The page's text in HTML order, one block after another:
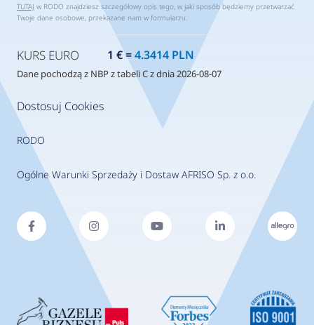
Dostosuj Cookies
RODO
Ogólne Warunki Sprzedaży i Dostaw AFRISO Sp. z o.o.
TUTAJ w RODO znajdziesz szczegółowy opis tego, w jaki sposób będziemy przetwarzać
Twoje dane osobowe, przekazane nam w formularzu.
KURS EURO 1 € =4.3414 PLN
Dane pochodzą z NBP z tabeli C z dnia 2026-08-07